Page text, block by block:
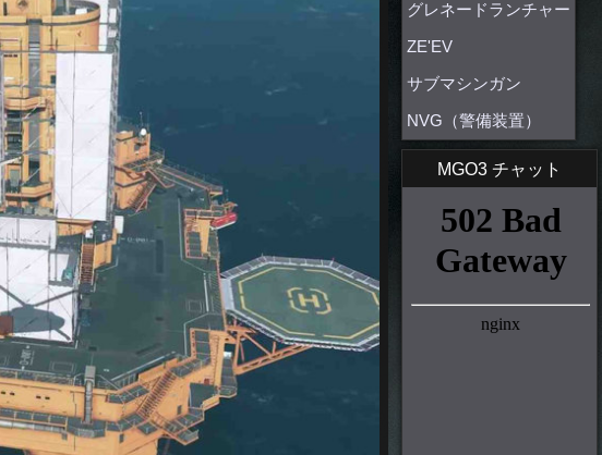
グレネードランチャー
ZE'EV
サブマシンガン
NVG（警備装置）
MGO3 チャット